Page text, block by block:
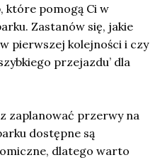
które pomogą Ci w
Zastanów się, jakie
pierwszej kolejności i czy
przejazdu’ dla
zaplanować przerwy na
dostępne są
dlatego warto